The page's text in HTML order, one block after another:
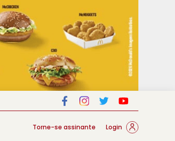
Torne-se assinante Login